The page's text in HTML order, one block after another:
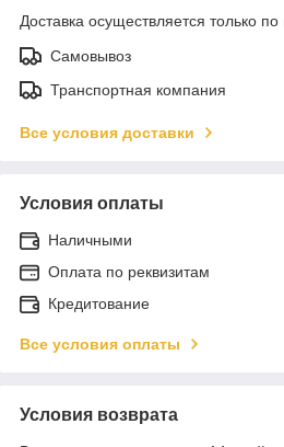
Доставка осуществляется только по
Самовывоз
Транспортная компания
Все условия доставки
Условия оплаты
Наличными
Оплата по реквизитам
Кредитование
Все условия оплаты
Условия возврата